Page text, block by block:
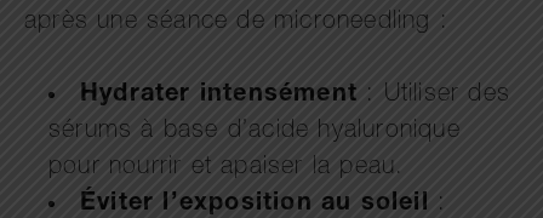
après une séance de microneedling :
Hydrater intensément : Utiliser des
sérums à base d’acide hyaluronique
pour nourrir et apaiser la peau.
Éviter l’exposition au soleil :